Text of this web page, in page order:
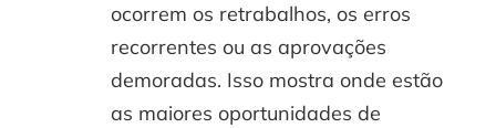
ocorrem os retrabalhos, os erros
recorrentes ou as aprovações
demoradas. Isso mostra onde estão
as maiores oportunidades de